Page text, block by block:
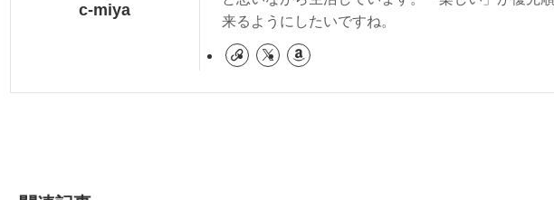
c-miya
来るようにしたいですね。